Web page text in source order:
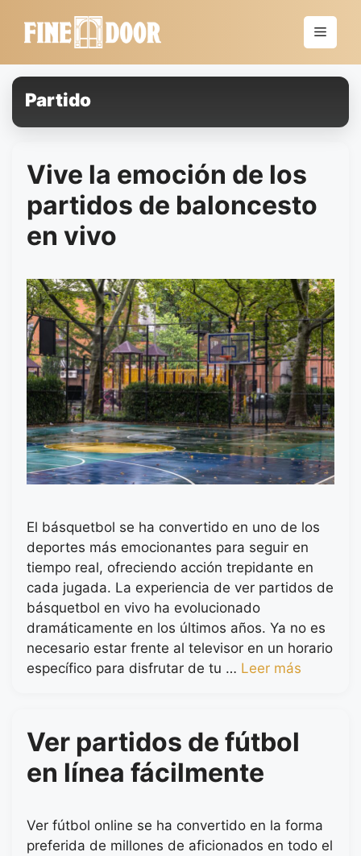
Menú
Partido
Vive la emoción de los
partidos de baloncesto
en vivo
El básquetbol se ha convertido en uno de los
deportes más emocionantes para seguir en
tiempo real, ofreciendo acción trepidante en
cada jugada. La experiencia de ver partidos de
básquetbol en vivo ha evolucionado
dramáticamente en los últimos años. Ya no es
necesario estar frente al televisor en un horario
específico para disfrutar de tu … Leer más
Ver partidos de fútbol
en línea fácilmente
Ver fútbol online se ha convertido en la forma
preferida de millones de aficionados en todo el